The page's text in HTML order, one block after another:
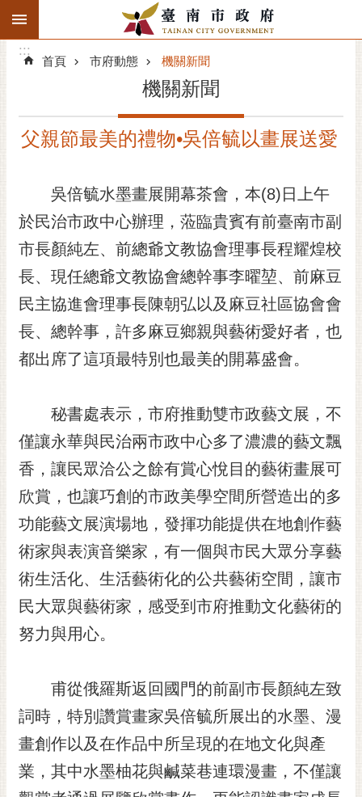
跳到主要內容區塊
搜
階
精彩府城
市府團隊
主題服務
市政資訊
市民互動
螢
光
花
泉
桐
花
祭
網
站
閱
RSS
訂
閱
:::
:::
首頁 市府動態 機關新聞
機關新聞
父親節最美的禮物•吳倍毓以畫展送愛
吳倍毓水墨畫展開幕茶會，本(8)日上午
於民治市政中心辦理，蒞臨貴賓有前臺南市副
市長顏純左、前總爺文教協會理事長程耀煌校
長、現任總爺文教協會總幹事李曜堃、前麻豆
民主協進會理事長陳朝弘以及麻豆社區協會會
長、總幹事，許多麻豆鄉親與藝術愛好者，也
都出席了這項最特別也最美的開幕盛會。
秘書處表示，市府推動雙市政藝文展，不
僅讓永華與民治兩市政中心多了濃濃的藝文飄
香，讓民眾洽公之餘有賞心悅目的藝術畫展可
欣賞，也讓巧創的市政美學空間所營造出的多
功能藝文展演場地，發揮功能提供在地創作藝
術家與表演音樂家，有一個與市民大眾分享藝
術生活化、生活藝術化的公共藝術空間，讓市
民大眾與藝術家，感受到市府推動文化藝術的
努力與用心。
甫從俄羅斯返回國門的前副市長顏純左致
詞時，特別讚賞畫家吳倍毓所展出的水墨、漫
畫創作以及在作品中所呈現的在地文化與產
業，其中水墨柚花與鹹菜巷連環漫畫，不僅讓